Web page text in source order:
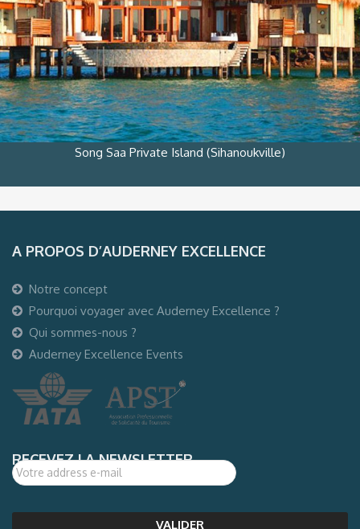
Song Saa Private Island (Sihanoukville)
A PROPOS D’AUDERNEY EXCELLENCE
Notre concept
Pourquoi voyager avec Auderney Excellence ?
Qui sommes-nous ?
Auderney Excellence Events
RECEVEZ LA NEWSLETTER